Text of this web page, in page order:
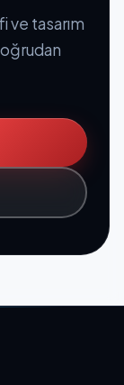
ve tasarım